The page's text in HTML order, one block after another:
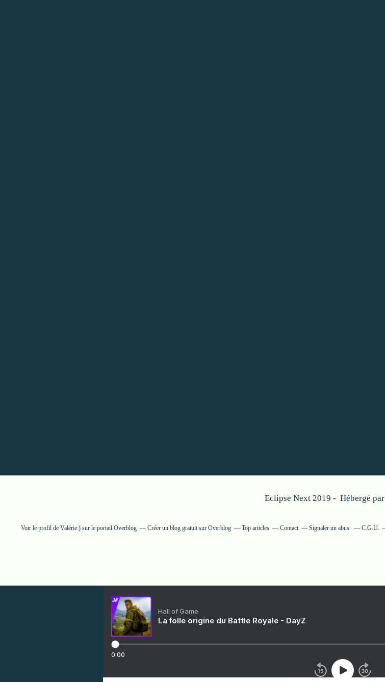
Eclipse Next 2019 - Hébergé par
Voir le profil de Valérie:)sur le portail Overblog Créer un blog gratuit sur Overblog Top articles Contact Signaler un abus C.G.U.
Hall of Game
La folle origine du Battle Royale - DayZ
0:00